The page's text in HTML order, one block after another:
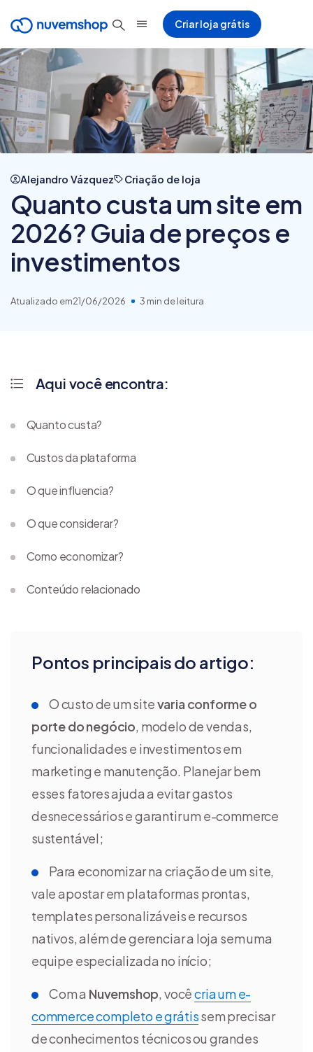
Criar loja grátis
Alejandro Vázquez Criação de loja
Quanto custa um site em
2026? Guia de preços e
investimentos
Atualizado em21/06/2026 3 min de leitura
Pontos principais do artigo:
O custo de um sitevaria conforme o
porte do negócio, modelo de vendas,
funcionalidades e investimentos em
marketing e manutenção. Planejar bem
esses fatores ajuda a evitar gastos
desnecessários e garantir um e-commerce
sustentável;
Para economizar na criação de um site,
vale apostar em plataformas prontas,
templates personalizáveis e recursos
nativos, além de gerenciar a loja sem uma
equipe especializada no início;
Com a Nuvemshop, vocêcria um e-
commerce completo e grátissem precisar
de conhecimentos técnicos ou grandes
Aqui você encontra:
Quanto custa?
Custos da plataforma
O que influencia?
O que considerar?
Como economizar?
Conteúdo relacionado